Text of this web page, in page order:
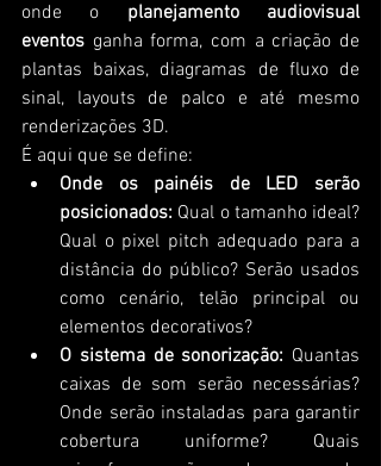
onde o planejamento audiovisual
eventos ganha forma, com a criação de
plantas baixas, diagramas de fluxo de
sinal, layouts de palco e até mesmo
renderizações 3D.
É aqui que se define:
Onde os painéis de LED serão
posicionados: Qual o tamanho ideal?
Qual o pixel pitch adequado para a
distância do público? Serão usados
como cenário, telão principal ou
elementos decorativos?
O sistema de sonorização: Quantas
caixas de som serão necessárias?
Onde serão instaladas para garantir
cobertura uniforme? Quais